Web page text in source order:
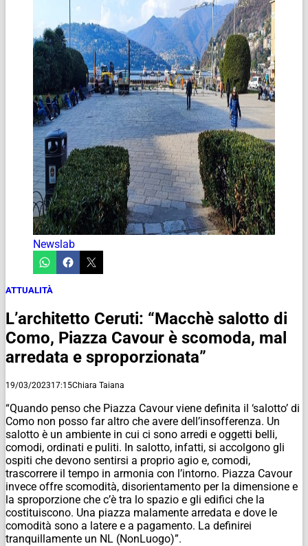
Newslab
ATTUALITÀ
L’architetto Ceruti: “Macchè salotto di
Como, Piazza Cavour è scomoda, mal
arredata e sproporzionata”
19/03/202317:15Chiara Taiana
“Quando penso che Piazza Cavour viene definita il ‘salotto’ di
Como non posso far altro che avere dell’insofferenza. Un
salotto è un ambiente in cui ci sono arredi e oggetti belli,
comodi, ordinati e puliti. In salotto, infatti, si accolgono gli
ospiti che devono sentirsi a proprio agio e, comodi,
trascorrere il tempo in armonia con l’intorno. Piazza Cavour
invece offre scomodità, disorientamento per la dimensione e
la sproporzione che c’è tra lo spazio e gli edifici che la
costituiscono. Una piazza malamente arredata e dove le
comodità sono a latere e a pagamento. La definirei
tranquillamente un NL (NonLuogo)”.